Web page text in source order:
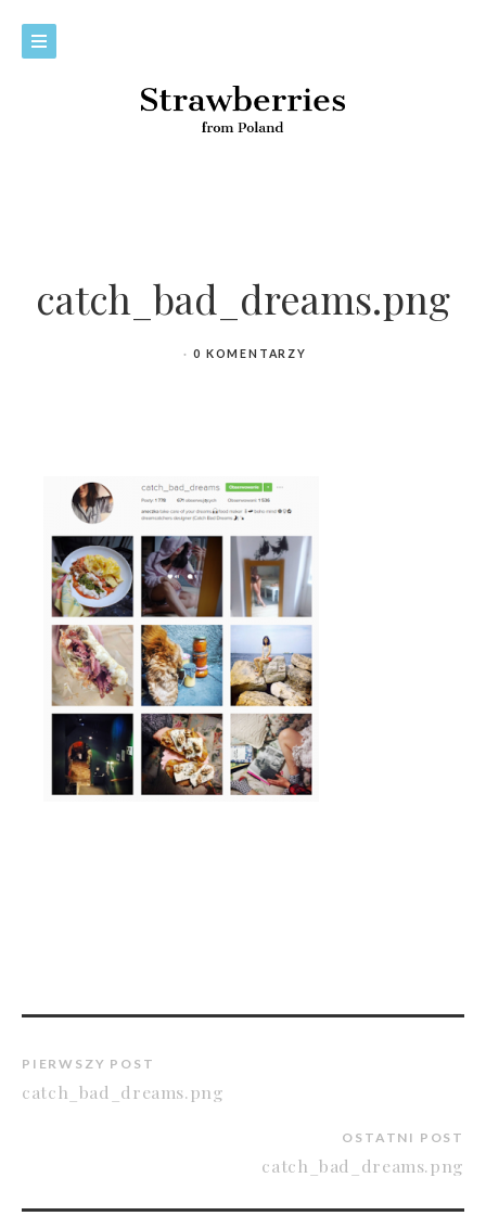
catch_bad_dreams.png
0 KOMENTARZY
PIERWSZY POST
catch_bad_dreams.png
OSTATNI POST
catch_bad_dreams.png